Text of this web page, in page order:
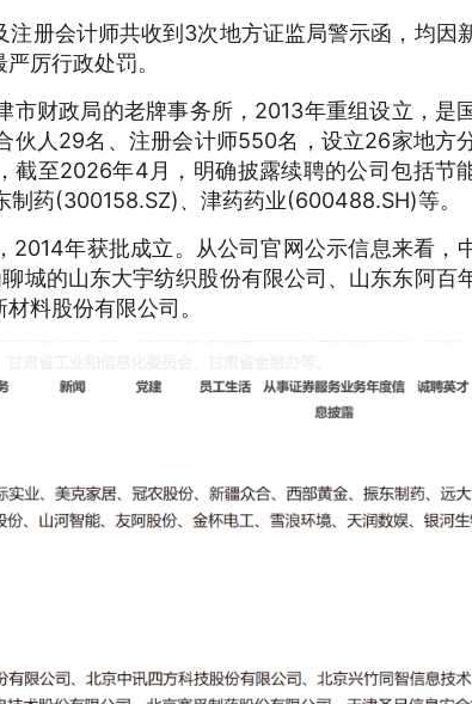
册会计师共收到 3次地方证监局警示函，均因
厉行政处罚。
财政局的老牌事务所， 2013年重组设立，是
伙人29名、注册会计师550名，设立26家地方
截至2026年4月，明确披露续聘的公司包括节
制药(300158.SZ)、津药药业(600488.SH)等。
2014年获批成立。从公司官网公示信息来看，
城的山东大宇纺织股份有限公司、山东东阿百
料股份有限公司 。